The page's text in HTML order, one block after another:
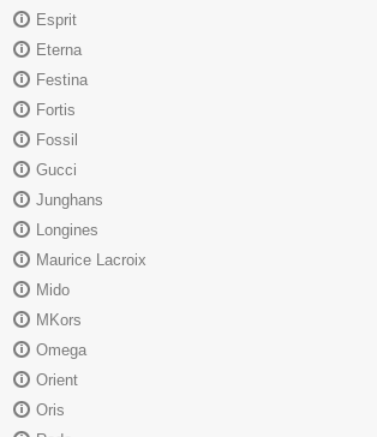
Esprit
Eterna
Festina
Fortis
Fossil
Gucci
Junghans
Longines
Maurice Lacroix
Mido
MKors
Omega
Orient
Oris